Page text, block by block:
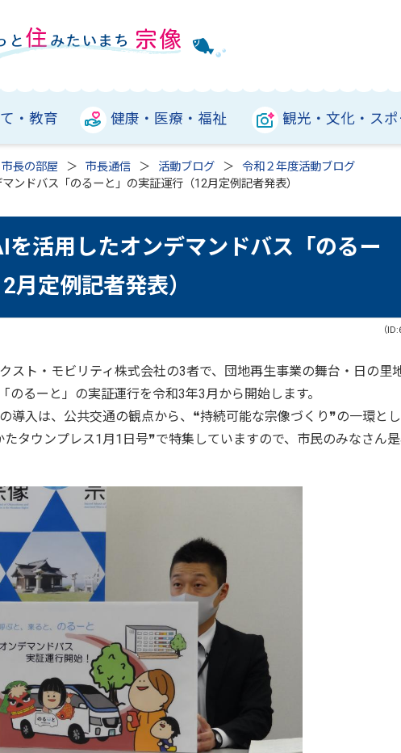
・教育 健康・医療・福祉 観光・文化・ス
市長の部屋 市長通信 活動ブログ
令和２年度活動ブログ
ンドバス「のるーと」の実証運行（12月定例記者発表）
活用したオンデマンドバス「のるー
月定例記者発表）
（
スト・モビリティ株式会社の3者で、団地再生事業の舞台・日の里
のるーと」の実証運行を令和3年3月から開始します。
導入は、公共交通の観点から、❝持続可能な宗像づくり❞の一環と
タウンプレス1月1日号❞で特集していますので、市民のみなさん